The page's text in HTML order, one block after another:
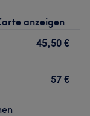
anzeigen
45,50 €
57 €